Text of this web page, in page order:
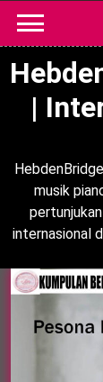
content
|
musik
internasional